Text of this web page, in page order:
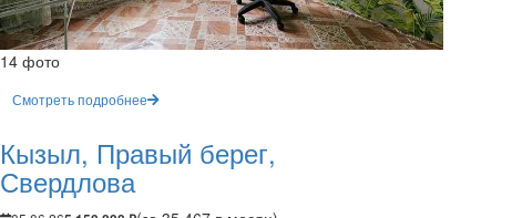
14 фото
Смотреть подробнее
Кызыл, Правый берег,
Свердлова